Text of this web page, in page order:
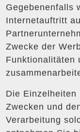
Gegebenenfalls
Internetauftritt
Zwecke der
Funktionalitäten
Die Einzelheiten
Zwecken und
Verarbeitung